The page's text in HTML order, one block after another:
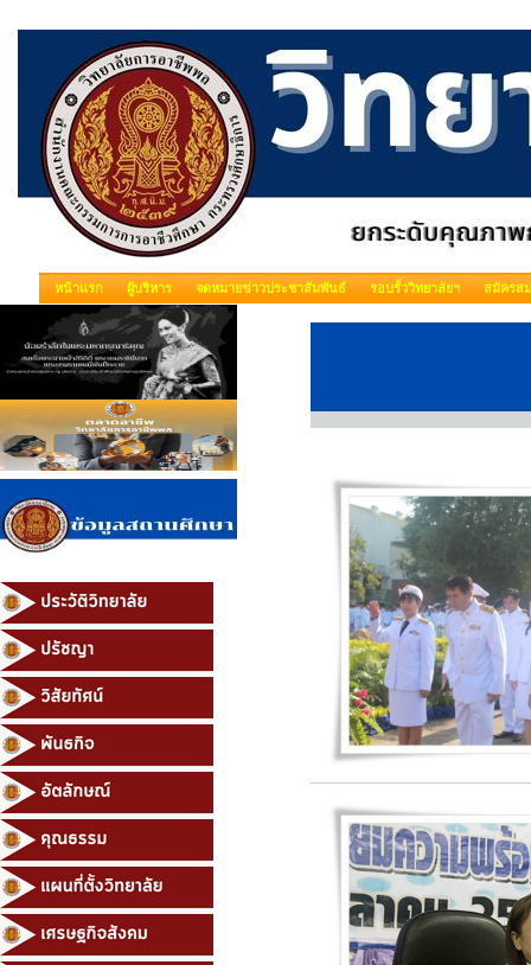
หน้าแรก ผู้บริหาร จดหมายข่าวประชาสัมพันธ์ รอบรั้ววิทยาลัยฯ สมัครส